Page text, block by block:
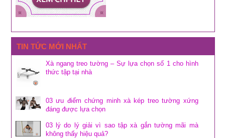
TIN TỨC MỚI NHẤT
Xà ngang treo tường – Sự lựa chọn số 1 cho hình
thức tập tại nhà
03 ưu điểm chứng minh xà kép treo tường xứng
đáng được lựa chọn
03 lý do lý giải vì sao tập xà gắn tường mãi mà
không thấy hiệu quả?